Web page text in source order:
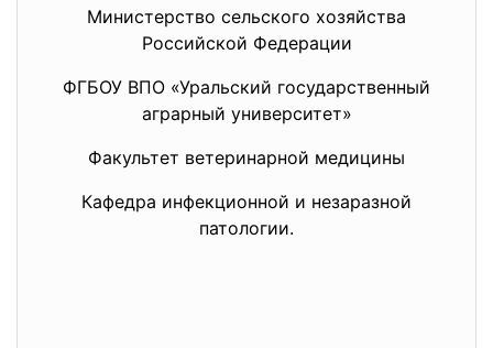
Министерство сельского хозяйства
Российской Федерации
ФГБОУ ВПО «Уральский государственный
аграрный университет»
Факультет ветеринарной медицины
Кафедра инфекционной и незаразной
патологии.